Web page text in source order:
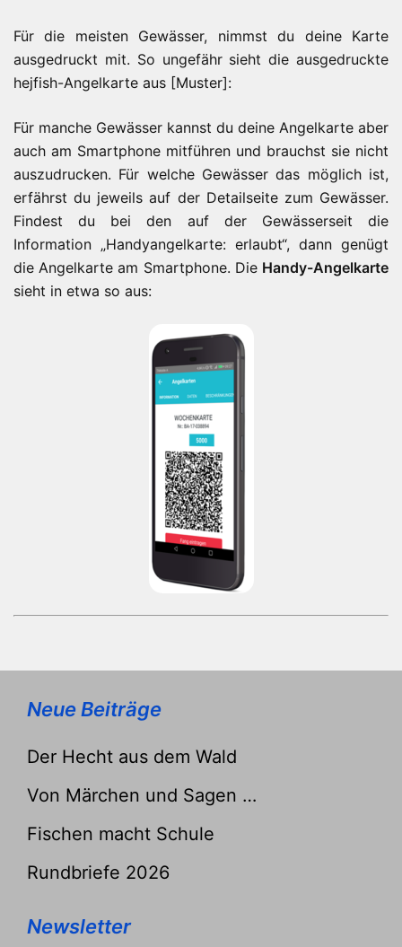
Für die meisten Gewässer, nimmst du deine Karte
ausgedruckt mit. So ungefähr sieht die ausgedruckte
hejfish-Angelkarte aus [Muster]:
Für manche Gewässer kannst du deine Angelkarte aber
auch am Smartphone mitführen und brauchst sie nicht
auszudrucken. Für welche Gewässer das möglich ist,
erfährst du jeweils auf der Detailseite zum Gewässer.
Findest du bei den auf der Gewässerseit die
Information „Handyangelkarte: erlaubt“, dann genügt
die Angelkarte am Smartphone. Die Handy-Angelkarte
sieht in etwa so aus:
Neue Beiträge
Der Hecht aus dem Wald
Von Märchen und Sagen …
Fischen macht Schule
Rundbriefe 2026
Newsletter